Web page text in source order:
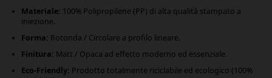
Materiale: 100% Polipropilene (PP) di alta qualità stampato a
iniezione.
Forma: Rotonda / Circolare a profilo lineare.
Finitura: Matt / Opaca ad effetto moderno ed essenziale.
Eco-Friendly: Prodotto totalmente riciclabile ed ecologico (100%